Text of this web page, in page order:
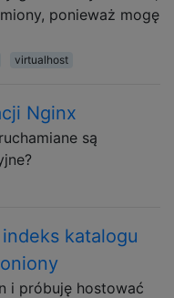
ponieważ mogę
virtualhost
Nginx
są
katalogu
i próbuję hostować